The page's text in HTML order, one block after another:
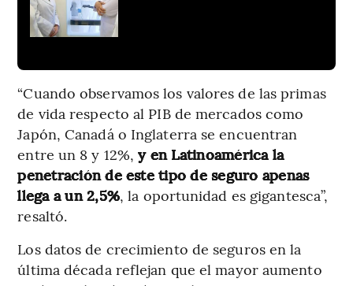
“Cuando observamos los valores de las primas
de vida respecto al PIB de mercados como
Japón, Canadá o Inglaterra se encuentran
entre un 8 y 12%,y en Latinoamérica la
penetración de este tipo de seguro apenas
llega a un 2,5%, la oportunidad es gigantesca”,
resaltó.
Los datos de crecimiento de seguros en la
última década reflejan que el mayor aumento